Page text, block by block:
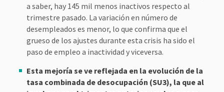
a saber, hay 145 mil menos inactivos respecto al
trimestre pasado. La variación en número de
desempleados es menor, lo que confirma que el
grueso de los ajustes durante esta crisis ha sido el
paso de empleo a inactividad y viceversa.
Esta mejoría se ve reflejada en la evolución de la
tasa combinada de desocupación (SU3), la que al